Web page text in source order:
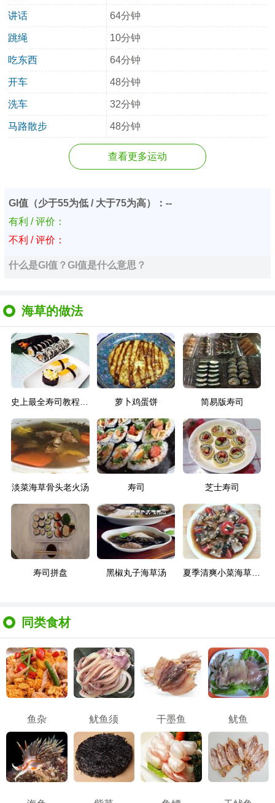
讲话 64分钟
跳绳 10分钟
吃东西 64分钟
开车 48分钟
洗车 32分钟
马路散步 48分钟
查看更多运动
GI值（少于55为低 / 大于75为高）：--
有利 / 评价：
不利 / 评价：
什么是GI值？GI值是什么意思？
海草的做法
萝卜鸡蛋饼 简易版寿司
淡菜海草骨头老火汤 寿司 芝士寿司
寿司拼盘 黑椒丸子海草汤 夏季清爽小菜海草凉粉
同类食材
鱼杂 鱿鱼须 干墨鱼 鱿鱼